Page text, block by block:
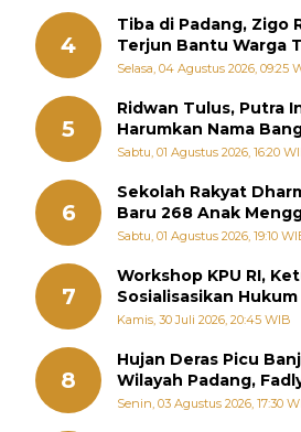
4
Tiba di Padang, Zigo
Terjun Bantu Warga
Selasa, 04 Agustus 2026, 09:25
5
Ridwan Tulus, Putra
Harumkan Nama
Diabadikan dalam
Sabtu, 01 Agustus 2026, 16:20
6
Sekolah Rakyat
Baru 268 Anak
Memutus Rantai
Sabtu, 01 Agustus 2026, 19:10
7
Workshop KPU RI,
Sosialisasikan Hukum
Penyelesaian
Kamis, 30 Juli 2026, 20:45 WIB
8
Hujan Deras Picu
Wilayah Padang,
Perintahkan OPD
Senin, 03 Agustus 2026, 17:30